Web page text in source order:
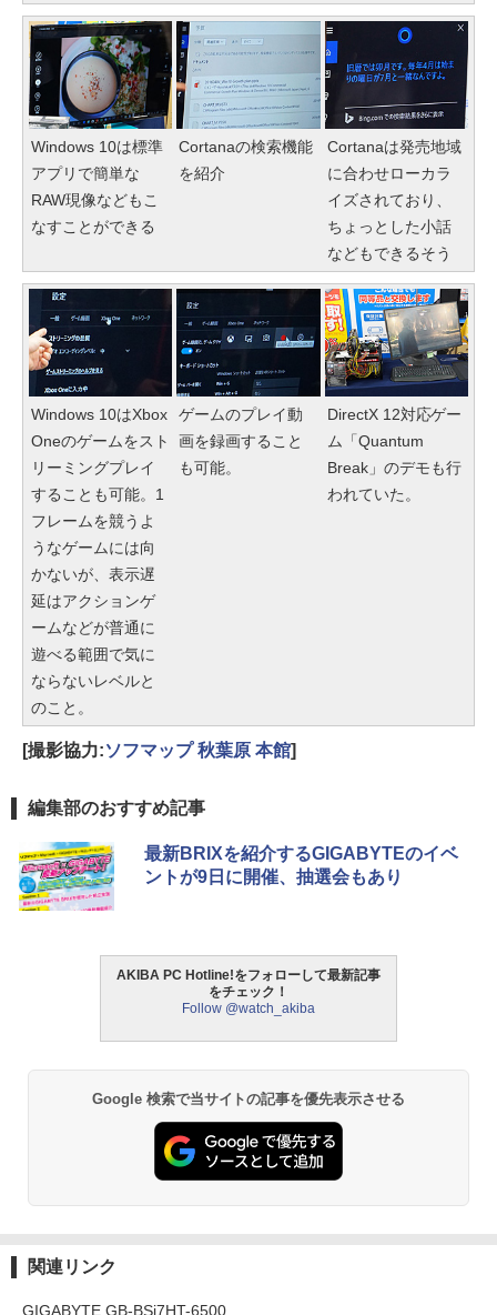
Windows 10は標準
アプリで簡単な
RAW現像などもこ
なすことができる
Cortanaの検索機能
を紹介
Cortanaは発売地域
に合わせローカラ
イズされており、
ちょっとした小話
などもできるそう
Windows 10はXbox
Oneのゲームをスト
リーミングプレイ
することも可能。1
フレームを競うよ
うなゲームには向
かないが、表示遅
延はアクションゲ
ームなどが普通に
遊べる範囲で気に
ならないレベルと
のこと。
ゲームのプレイ動
画を録画すること
も可能。
DirectX 12対応ゲー
ム「Quantum
Break」のデモも行
われていた。
[撮影協力:ソフマップ 秋葉原 本館]
編集部のおすすめ記事
最新BRIXを紹介するGIGABYTEのイベ
ントが9日に開催、抽選会もあり
AKIBA PC Hotline!をフォローして最新記事
をチェック！
Follow @watch_akiba
Google 検索で当サイトの記事を優先表示させる
関連リンク
GIGABYTE GB-BSi7HT-6500